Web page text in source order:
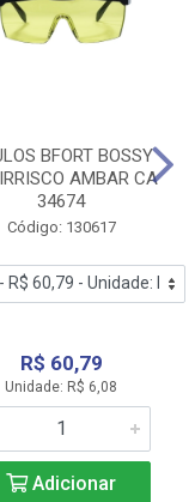
BFORT BOSSY
AMBAR CA
34674
Código: 130617
R$ 60,79
Unidade: R$ 6,08
Adicionar